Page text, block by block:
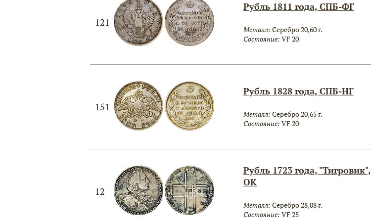
121
Рубль 1811 года, СПБ-ФГ
Металл: Серебро 20,60 г.
Состояние: VF 20
151
Рубль 1828 года, СПБ-НГ
Металл: Серебро 20,65 г.
Состояние: VF 20
12
Рубль 1723 года, "Тигровик",
ОК
Металл: Серебро 28,08 г.
Состояние: VF 25